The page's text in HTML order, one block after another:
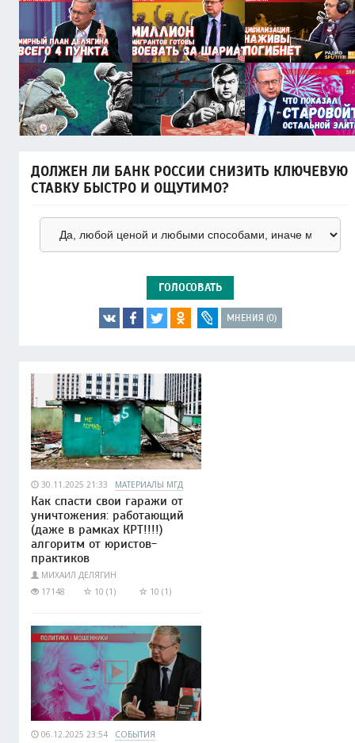
ДОЛЖЕН ЛИ БАНК РОССИИ СНИЗИТЬ КЛЮЧЕВУЮ
СТАВКУ БЫСТРО И ОЩУТИМО?
ГОЛОСОВАТЬ
МНЕНИЯ (0)
30.11.2025 21:33 МАТЕРИАЛЫ МГД
Как спасти свои гаражи от
уничтожения: работающий
(даже в рамках КРТ!!!!)
алгоритм от юристов-
практиков
МИХАИЛ ДЕЛЯГИН
17148
10 (1) 10 (1)
06.12.2025 23:54 СОБЫТИЯ